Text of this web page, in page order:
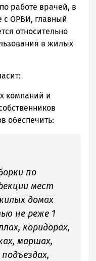
работе врачей, в
с ОРВИ, главный
относительно
в жилых
компаний и
обеспечить:
по
мест
домах
не реже 1
коридорах,
маршах,